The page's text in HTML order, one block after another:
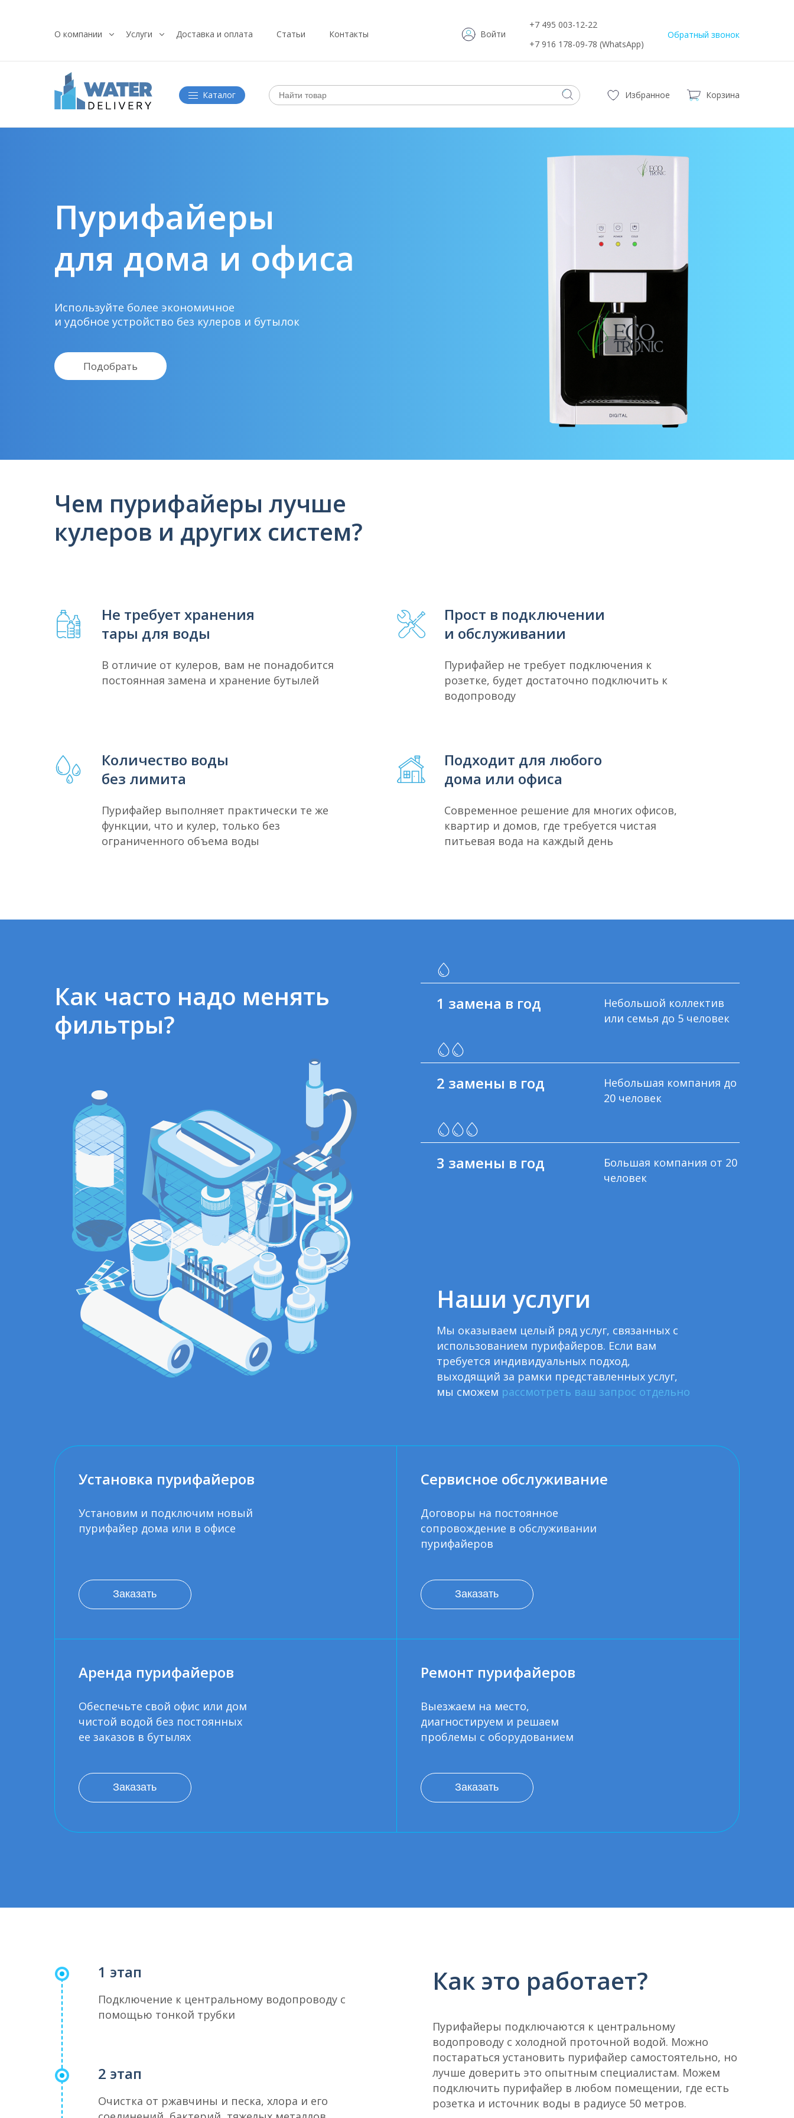
О компании Услуги Доставка и оплата Статьи Контакты Войти
+7 495 003-12-22
+7 916 178-09-78 (WhatsApp)
Обратный звонок
Каталог Избранное Корзина
Пурифайеры
для дома и офиса
Используйте более экономичное
и удобное устройство без кулеров и бутылок
Подобрать
Чем пурифайеры лучше
кулеров и других систем?
Не требует хранения
тары для воды
В отличие от кулеров, вам не понадобится
постоянная замена и хранение бутылей
Прост в подключении
и обслуживании
Пурифайер не требует подключения к
розетке, будет достаточно подключить к
водопроводу
Количество воды
без лимита
Пурифайер выполняет практически те же
функции, что и кулер, только без
ограниченного объема воды
Подходит для любого
дома или офиса
Современное решение для многих офисов,
квартир и домов, где требуется чистая
питьевая вода на каждый день
Как часто надо менять
фильтры?
1 замена в год
Небольшой коллектив
или семья до 5 человек
2 замены в год
Небольшая компания до
20 человек
3 замены в год
Большая компания от 20
человек
Наши услуги
Мы оказываем целый ряд услуг, связанных с
использованием пурифайеров. Если вам
требуется индивидуальных подход,
выходящий за рамки представленных услуг,
мы сможем рассмотреть ваш запрос отдельно
Установка пурифайеров
Установим и подключим новый
пурифайер дома или в офисе
Заказать
Сервисное обслуживание
Договоры на постоянное
сопровождение в обслуживании
пурифайеров
Заказать
Аренда пурифайеров
Обеспечьте свой офис или дом
чистой водой без постоянных
ее заказов в бутылях
Заказать
Ремонт пурифайеров
Выезжаем на место,
диагностируем и решаем
проблемы с оборудованием
Заказать
1 этап
Подключение к центральному водопроводу с
помощью тонкой трубки
2 этап
Очистка от ржавчины и песка, хлора и его
Как это работает?
Пурифайеры подключаются к центральному
водопроводу с холодной проточной водой. Можно
постараться установить пурифайер самостоятельно, но
лучше доверить это опытным специалистам. Можем
подключить пурифайер в любом помещении, где есть
розетка и источник воды в радиусе 50 метров.